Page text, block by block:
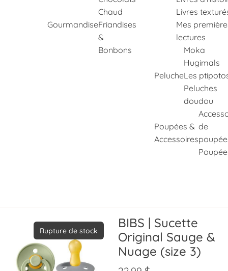
Gourmandise
Chaud
Friandises
&
Bonbons
Livres
Mes
lectures
Peluche
Moka
Hugimals
Les
Peluches
doudou
Poupées &
Accessoires
de
Rupture de stock
BIBS | Sucette
Original Sauge &
Nuage (size 3)